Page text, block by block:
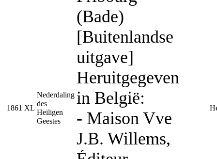
1861 XL
Nederdaling
des
Heiligen
Geestes
(Bade)
[Buitenlandse
uitgave]
Heruitgegeven
in België:
- Maison Vve
J.B. Willems,